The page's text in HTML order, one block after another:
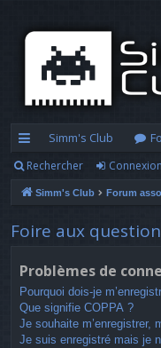
cc
ès
ra
d
e
Simm's Club
Rechercher Connexion
Simm's Club Forum
Foire aux
Problèmes de
Pourquoi dois-je
Que signifie COPPA ?
Je souhaite m’enregistrer,
Je suis enregistré mais je